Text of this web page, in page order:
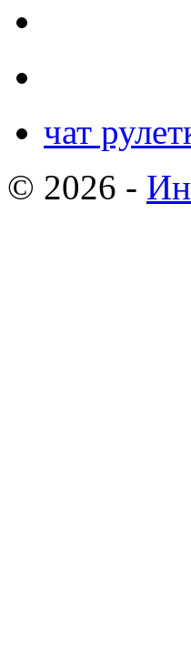
чат
© 2026 -